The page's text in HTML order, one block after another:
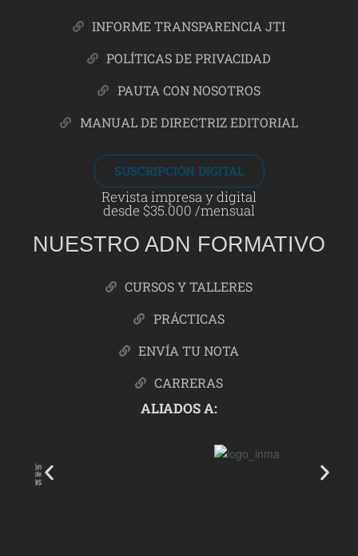
INFORME TRANSPARENCIA JTI
POLÍTICAS DE PRIVACIDAD
PAUTA CON NOSOTROS
MANUAL DE DIRECTRIZ EDITORIAL
SUSCRIPCIÓN DIGITAL
Revista impresa y digital
desde $35.000 /mensual
NUESTRO ADN FORMATIVO
CURSOS Y TALLERES
PRÁCTICAS
ENVÍA TU NOTA
CARRERAS
ALIADOS A: